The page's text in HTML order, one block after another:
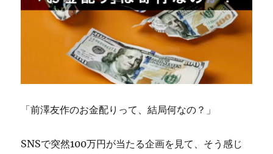
「前澤友作のお金配りって、結局何なの？」
SNSで突然100万円が当たる企画を見て、そう感じ